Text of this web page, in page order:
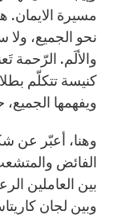
مسيرة الايمان.
نحو الجميع،
والألَم. الرّحمة
كنيسة تتكلّم
ويفهمها
وهنا، أعبّر عن
الفائض
بين العاملين
وبين لجان